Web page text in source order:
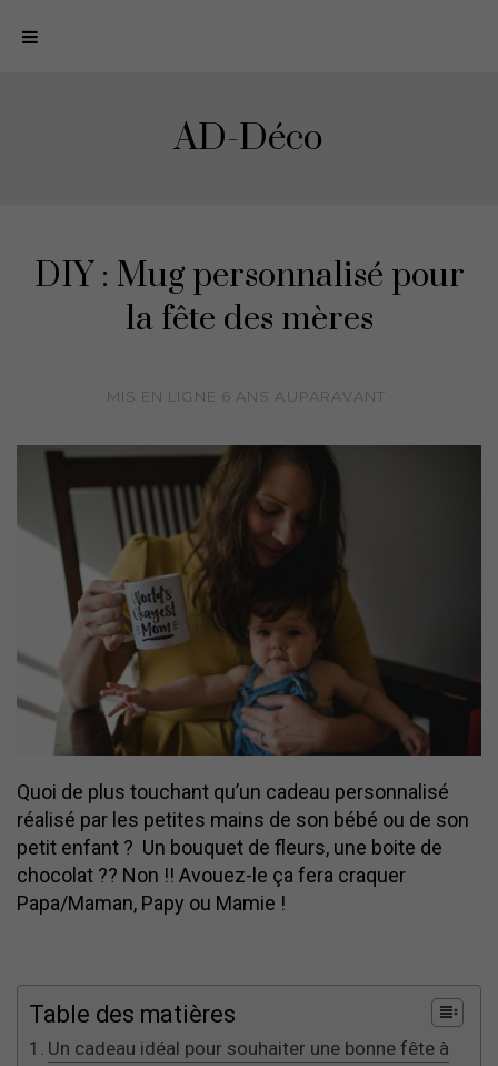
N
o
n
AD-Déco
DIY : Mug personnalisé pour
la fête des mères
MIS EN LIGNE 6 ANS AUPARAVANT
Quoi de plus touchant qu’un cadeau personnalisé
réalisé par les petites mains de son bébé ou de son
petit enfant ? Un bouquet de fleurs, une boite de
chocolat ?? Non !! Avouez-le ça fera craquer
Papa/Maman, Papy ou Mamie !
Table des matières
Un cadeau idéal pour souhaiter une bonne fête à